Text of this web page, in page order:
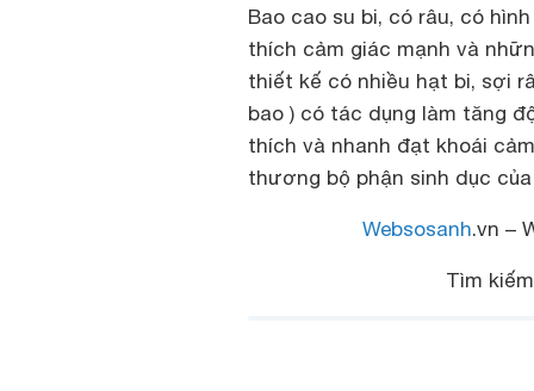
Bao cao su bi, có râu, có
thích cảm giác mạnh và
thiết kế có nhiều hạt bi, sợi
bao ) có tác dụng làm tăng
thích và nhanh đạt khoái
thương bộ phận sinh dục
Websosanh.vn –
Tìm